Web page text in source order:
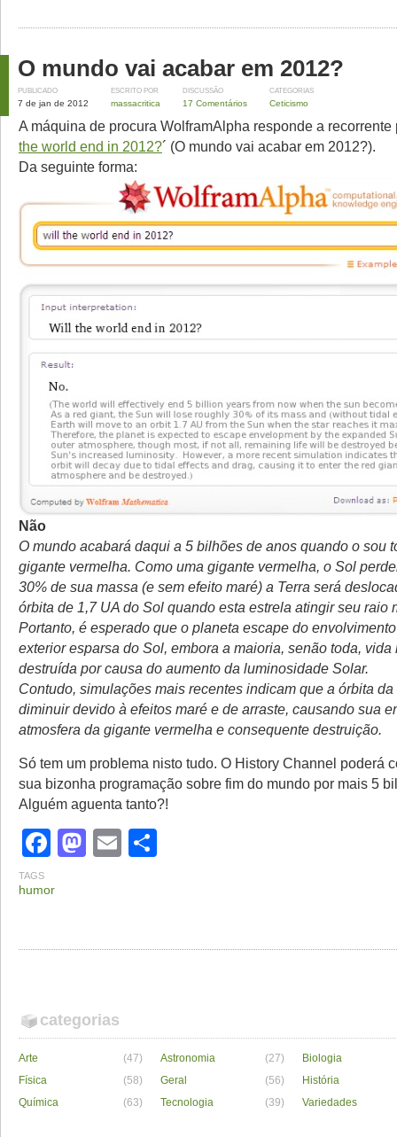
O mundo vai acabar em 2012?
PUBLICADO
7 de jan de 2012
ESCRITO POR
massacritica
DISCUSSÃO
17 Comentários
CATEGORIAS
Ceticismo
A máquina de procura WolframAlpha responde a recorrente
the world end in 2012?´ (O mundo vai acabar em 2012?).
Da seguinte forma:
Não
O mundo acabará daqui a 5 bilhões de anos quando o sou
gigante vermelha. Como uma gigante vermelha, o Sol
30% de sua massa (e sem efeito maré) a Terra será
órbita de 1,7 UA do Sol quando esta estrela atingir seu raio
Portanto, é esperado que o planeta escape do
exterior esparsa do Sol, embora a maioria, senão toda, vida
destruída por causa do aumento da luminosidade Solar.
Contudo, simulações mais recentes indicam que a órbita da
diminuir devido à efeitos maré e de arraste, causando sua
atmosfera da gigante vermelha e consequente destruição.
Só tem um problema nisto tudo. O History Channel poderá
sua bizonha programação sobre fim do mundo por mais 5
Alguém aguenta tanto?!
Facebook
Mastodon
Email
TAGS
humor
categorias
Arte (47) Astronomia (27)
Biologia
Física
(58) Geral (56)
História
Química
(63) Tecnologia (39) Variedades